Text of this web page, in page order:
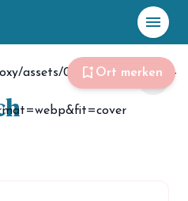
menu
bookmark_add Ort merken
Foto: Bjoern Walter
share